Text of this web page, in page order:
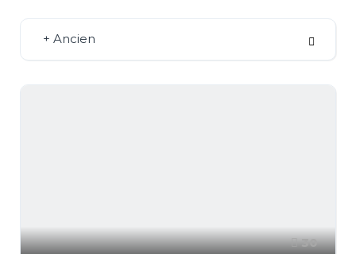
+ Ancien
30